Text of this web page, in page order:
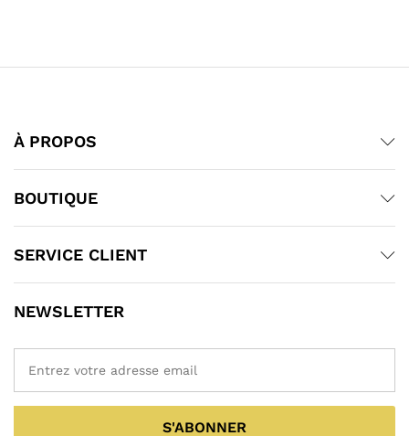
À PROPOS
BOUTIQUE
SERVICE CLIENT
NEWSLETTER